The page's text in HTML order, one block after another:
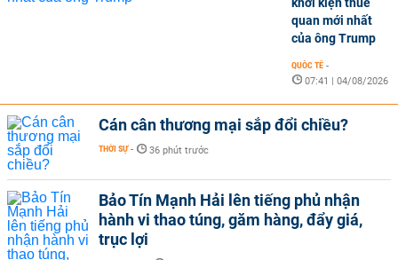
quan mới nhất
của ông Trump
QUỐC TẾ -
07:41 | 04/08/2026
Cán cân thương mại sắp đổi chiều?
THỜI SỰ - 36 phút trước
Bảo Tín Mạnh Hải lên tiếng phủ nhận
hành vi thao túng, găm hàng, đẩy giá,
trục lợi